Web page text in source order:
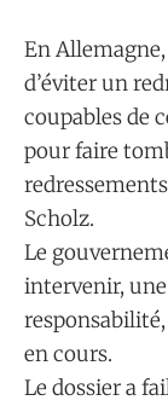
En
d’éviter un
coupables de
pour faire
Scholz.
Le
intervenir,
en cours.
Le dossier a